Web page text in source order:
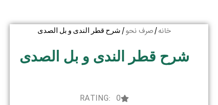
خانه/ صرف نحو/ شرح قطر الندی و بل الصدی
شرح قطر الندی و بل الصدی
RATING: 0